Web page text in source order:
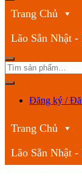
Trang Chủ
Lão Sẵn Nhật
Đăng ký /
Trang Chủ
Lão Sẵn Nhật